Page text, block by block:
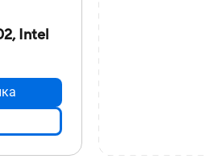
Intel